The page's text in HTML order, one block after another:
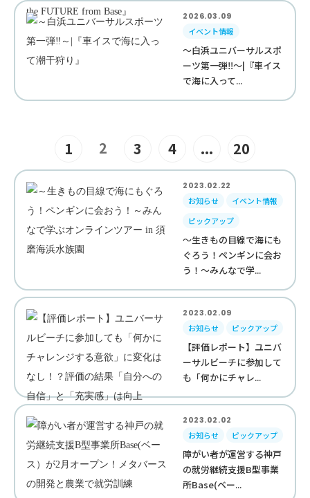
2026.03.09
イベント情報
～白浜ユニバーサルスポ
ーツ第一弾‼︎～|『車イス
で海に入って...
1 2 3 4 ... 20
2023.02.22
お知らせ
イベント情報
ピックアップ
～生きもの目線で海にも
ぐろう！ペンギンに会お
う！～みんなで学...
2023.02.09
お知らせ
ピックアップ
【評価レポート】ユニバ
ーサルビーチに参加して
も「何かにチャレ...
2023.02.02
お知らせ
ピックアップ
障がい者が運営する神戸
の就労継続支援B型事業
所Base(ベー...